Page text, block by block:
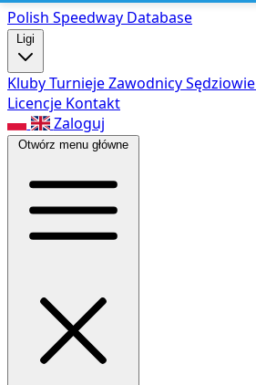
Polish Speedway Database
Ligi
KlubyTurniejeZawodnicySędziowie
Licencje Kontakt
Zaloguj
Otwórz menu główne